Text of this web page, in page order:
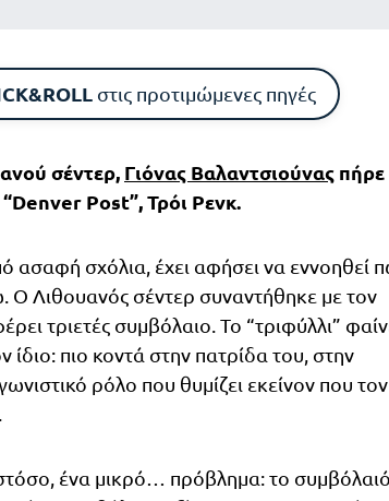
στις προτιμώμενες πηγές
σέντερ, Γιόνας Βαλαντσιούνας πήρε
Post”, Τρόι Ρενκ.
ασαφή σχόλια, έχει αφήσει να εννοηθεί
Ο Λιθουανός σέντερ συναντήθηκε με τον
τριετές συμβόλαιο. Το “τριφύλλι”
ίδιο: πιο κοντά στην πατρίδα του, στην
ρόλο που θυμίζει εκείνον που τον
ένα μικρό… πρόβλημα: το